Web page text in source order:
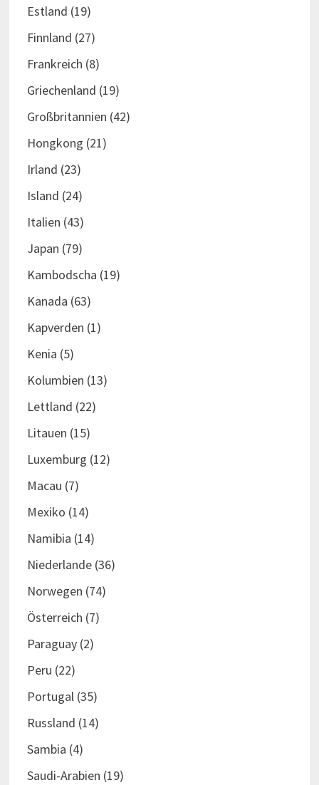
Estland (19)
Finnland (27)
Frankreich (8)
Griechenland (19)
Großbritannien (42)
Hongkong (21)
Irland (23)
Island (24)
Italien (43)
Japan (79)
Kambodscha (19)
Kanada (63)
Kapverden (1)
Kenia (5)
Kolumbien (13)
Lettland (22)
Litauen (15)
Luxemburg (12)
Macau (7)
Mexiko (14)
Namibia (14)
Niederlande(36)
Norwegen (74)
Österreich (7)
Paraguay(2)
Peru (22)
Portugal(35)
Russland (14)
Sambia (4)
Saudi-Arabien (19)